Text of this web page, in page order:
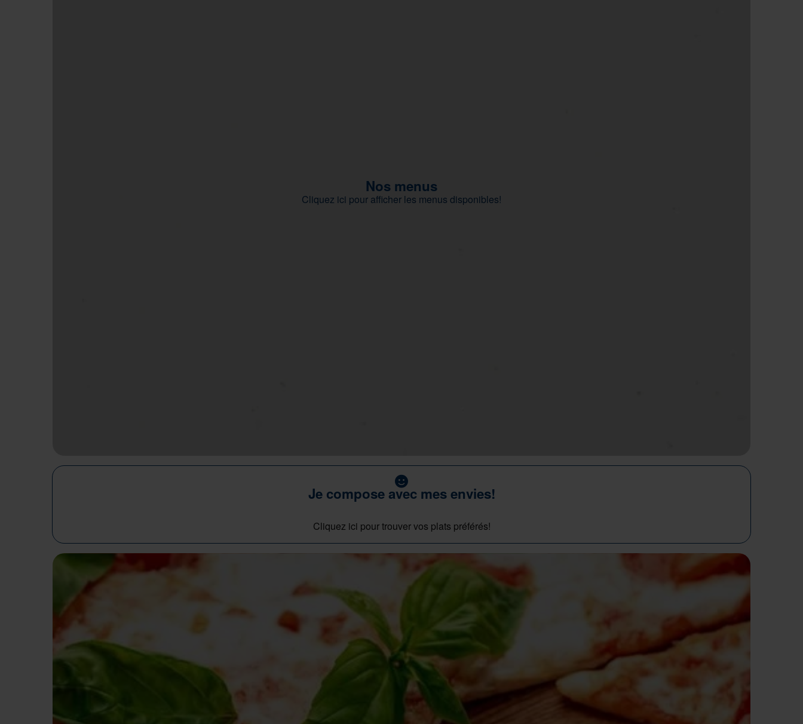
Nos menus
Cliquez ici pour afficher les menus disponibles!
Je compose avec mes envies!
Cliquez ici pour trouver vos plats préférés!